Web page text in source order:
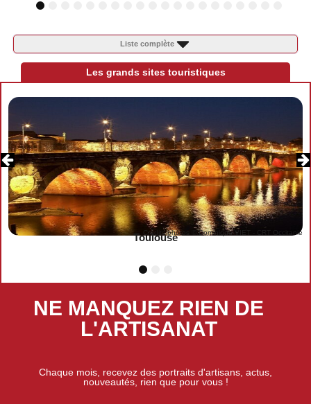
4
Liste complète
Les grands sites touristiques
Crédits photos © Dominique VIET - CRT Occitanie
Toulouse
NE MANQUEZ RIEN DE
L'ARTISANAT
Chaque mois, recevez des portraits d'artisans, actus,
nouveautés, rien que pour vous !